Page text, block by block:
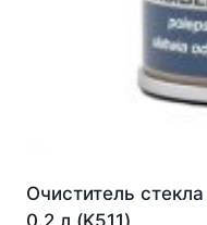
Очиститель